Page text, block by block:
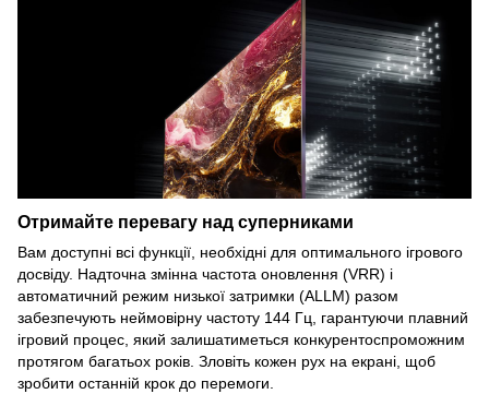
Отримайте перевагу над суперниками
Вам доступні всі функції, необхідні для оптимального ігрового
досвіду. Надточна змінна частота оновлення (VRR) і
автоматичний режим низької затримки (ALLM) разом
забезпечують неймовірну частоту 144 Гц, гарантуючи плавний
ігровий процес, який залишатиметься конкурентоспроможним
протягом багатьох років. Зловіть кожен рух на екрані, щоб
зробити останній крок до перемоги.